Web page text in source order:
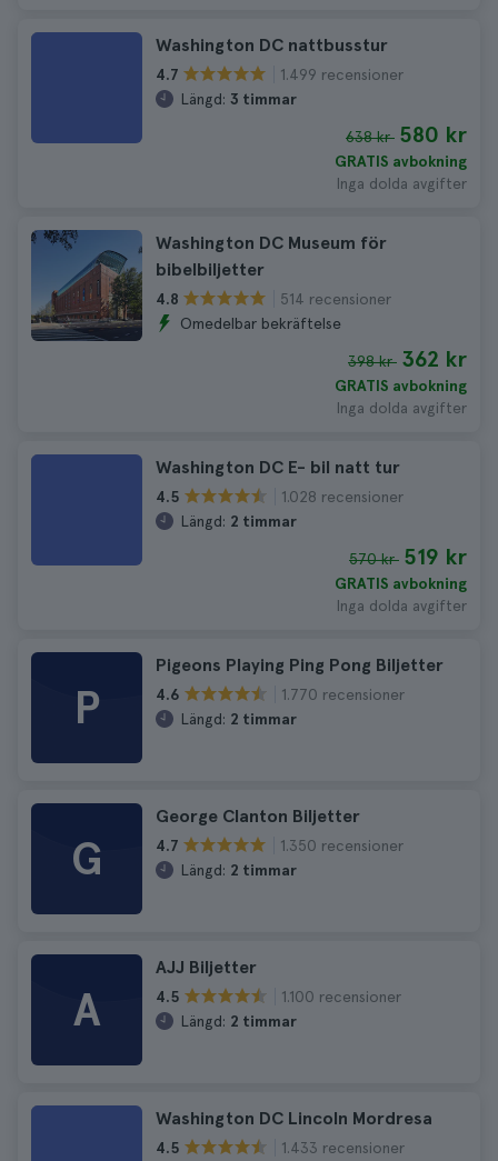
Washington DC nattbusstur
4.7
1.499 recensioner
Längd: 3 timmar
638 kr 580 kr
GRATIS avbokning
Inga dolda avgifter
Washington DC Museum för
bibelbiljetter
4.8
514 recensioner
Omedelbar bekräftelse
398 kr 362 kr
GRATIS avbokning
Inga dolda avgifter
Washington DC E- bil natt tur
4.5
1.028 recensioner
Längd: 2 timmar
570 kr 519 kr
GRATIS avbokning
Inga dolda avgifter
P
Pigeons Playing Ping Pong Biljetter
4.6
1.770 recensioner
Längd: 2 timmar
G
George Clanton Biljetter
4.7
1.350 recensioner
Längd: 2 timmar
A
AJJ Biljetter
4.5
1.100 recensioner
Längd: 2 timmar
Washington DC Lincoln Mordresa
4.5
1.433 recensioner